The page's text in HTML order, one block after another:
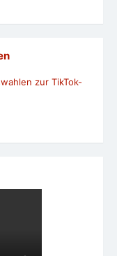
zur TikTok-